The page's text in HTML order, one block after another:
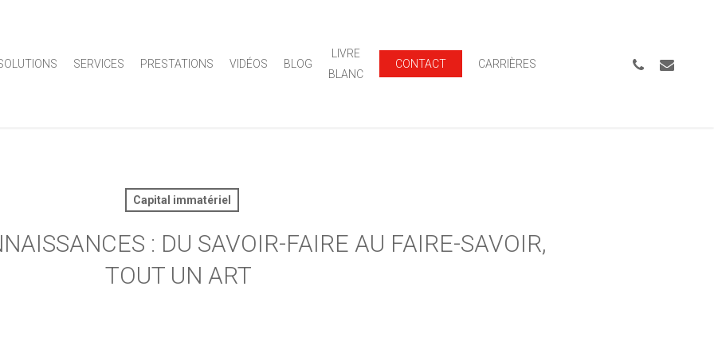
SERVICES PRESTATIONS VIDÉOS BLOG
LIVRE
BLANC
CONTACT CARRIÈRES PHONEEMAIL
Capital immatériel
: DU SAVOIR-FAIRE AU FAIRE-SAVOIR,
TOUT UN ART